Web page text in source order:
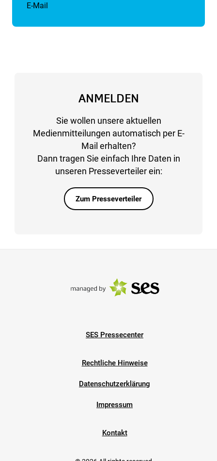
E-Mail
ANMELDEN
Sie wollen unsere aktuellen
Medienmitteilungen automatisch per E-
Mail erhalten?
Dann tragen Sie einfach Ihre Daten in
unseren Presseverteiler ein:
Zum Presseverteiler
SES Pressecenter
Rechtliche Hinweise
Datenschutzerklärung
Impressum
Kontakt